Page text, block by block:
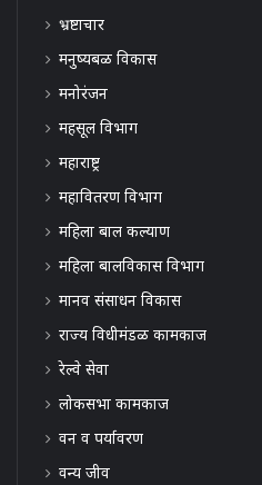
भ्रष्टाचार
मनुष्यबळ विकास
मनोरंजन
महसूल विभाग
महाराष्ट्र
महावितरण विभाग
महिला बाल कल्याण
महिला बालविकास विभाग
मानव संसाधन विकास
राज्य विधीमंडळ कामकाज
रेल्वे सेवा
लोकसभा कामकाज
वन व पर्यावरण
वन्य जीव